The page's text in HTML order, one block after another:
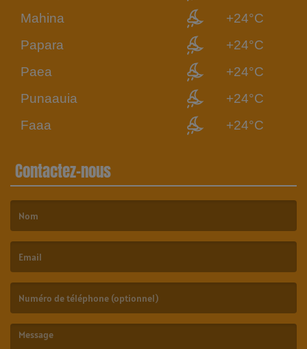
Mahina
+24°C
Papara
+24°C
Paea
+24°C
Punaauia
+24°C
Faaa
+24°C
Contactez-nous